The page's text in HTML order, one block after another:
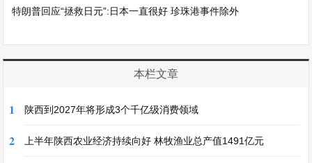
特朗普回应“拯救日元”:日本一直很好 珍珠港事件除外
本栏文章
1 陕西到2027年将形成3个千亿级消费领域
2 上半年陕西农业经济持续向好 林牧渔业总产值1491亿元